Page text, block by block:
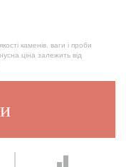
каменів, ваги і проби
ціна залежить від